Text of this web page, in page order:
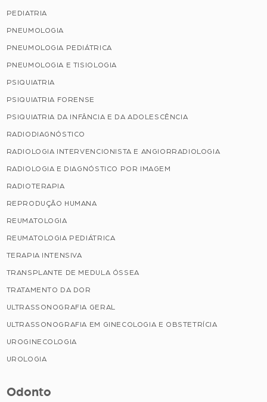
PEDIATRIA
PNEUMOLOGIA
PNEUMOLOGIA PEDIÁTRICA
PNEUMOLOGIA E TISIOLOGIA
PSIQUIATRIA
PSIQUIATRIA FORENSE
PSIQUIATRIA DA INFÂNCIA E DA ADOLESCÊNCIA
RADIODIAGNÓSTICO
RADIOLOGIA INTERVENCIONISTA E ANGIORRADIOLOGIA
RADIOLOGIA E DIAGNÓSTICO POR IMAGEM
RADIOTERAPIA
REPRODUÇÃO HUMANA
REUMATOLOGIA
REUMATOLOGIA PEDIÁTRICA
TERAPIA INTENSIVA
TRANSPLANTE DE MEDULA ÓSSEA
TRATAMENTO DA DOR
ULTRASSONOGRAFIA GERAL
ULTRASSONOGRAFIA EM GINECOLOGIA E OBSTETRÍCIA
UROGINECOLOGIA
UROLOGIA
Odonto